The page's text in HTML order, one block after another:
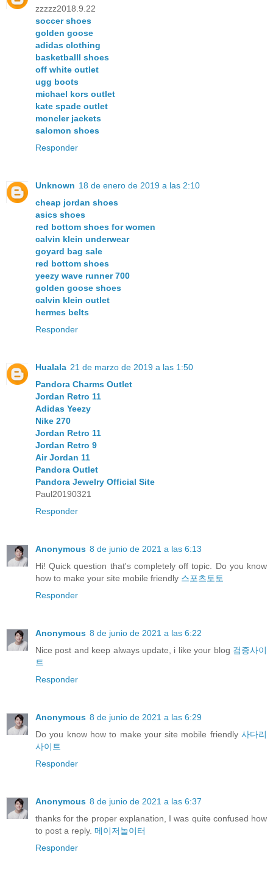
zzzzz2018.9.22
soccer shoes
golden goose
adidas clothing
basketballl shoes
off white outlet
ugg boots
michael kors outlet
kate spade outlet
moncler jackets
salomon shoes
Responder
Unknown 18 de enero de 2019 a las 2:10
cheap jordan shoes
asics shoes
red bottom shoes for women
calvin klein underwear
goyard bag sale
red bottom shoes
yeezy wave runner 700
golden goose shoes
calvin klein outlet
hermes belts
Responder
Hualala 21 de marzo de 2019 a las 1:50
Pandora Charms Outlet
Jordan Retro 11
Adidas Yeezy
Nike 270
Jordan Retro 11
Jordan Retro 9
Air Jordan 11
Pandora Outlet
Pandora Jewelry Official Site
Paul20190321
Responder
Anonymous 8 de junio de 2021 a las 6:13
Hi! Quick question that's completely off topic. Do you know
how to make your site mobile friendly 스포츠토토
Responder
Anonymous 8 de junio de 2021 a las 6:22
Nice post and keep always update, i like your blog 검증사이
트
Responder
Anonymous 8 de junio de 2021 a las 6:29
Do you know how to make your site mobile friendly 사다리
사이트
Responder
Anonymous 8 de junio de 2021 a las 6:37
thanks for the proper explanation, I was quite confused how
to post a reply. 메이저놀이터
Responder